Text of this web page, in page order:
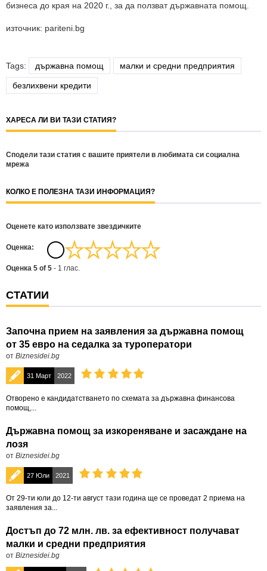
бизнеса до края на 2020 г., за да ползват държавната помощ.
източник: pariteni.bg
Tags: държавна помощ малки и средни предприятия
безлихвени кредити
ХАРЕСА ЛИ ВИ ТАЗИ СТАТИЯ?
Сподели тази статия с вашите приятели в любимата си социална
мрежа
КОЛКО Е ПОЛЕЗНА ТАЗИ ИНФОРМАЦИЯ?
Оценете като използвате звездичките
Oценка:
Оценка 5 of 5 - 1 глас.
СТАТИИ
Започна прием на заявления за държавна помощ
от 35 евро на седалка за туроператори
от Biznesidei.bg
31 Март 2022
Отворено е кандидатстването по схемата за държавна финансова
помощ,...
Държавна помощ за изкореняване и засаждане на
лозя
от Biznesidei.bg
27 Юли 2021
От 29-ти юли до 12-ти август тази година ще се проведат 2 приема на
заявления за...
Достъп до 72 млн. лв. за ефективност получават
малки и средни предприятия
от Biznesidei.bg